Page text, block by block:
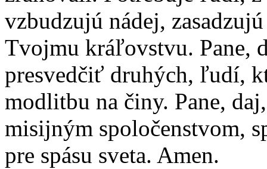
vzbudzujú nádej,
Tvojmu kráľovstvu. Pane,
presvedčiť druhých, ľudí,
modlitbu na činy. Pane,
misijným spoločenstvom,
pre spásu sveta. Amen.